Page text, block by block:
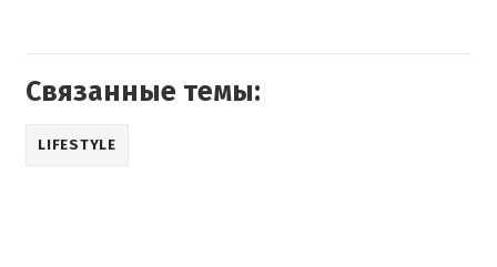
Связанные темы:
LIFESTYLE